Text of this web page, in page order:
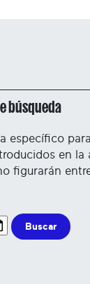
búsqueda
específico
en la
figurarán
Buscar